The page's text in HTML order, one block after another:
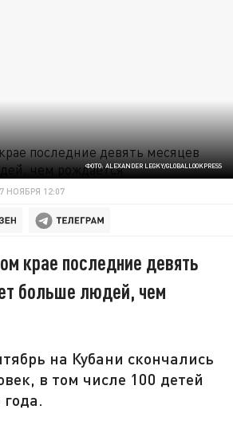
ФОТО: ALEXANDER LEGKY/GLOBALLOOKPRESS
НОЯБРЯ 12:07
крае последние девять
больше людей, чем
на Кубани скончались
в том числе 100 детей